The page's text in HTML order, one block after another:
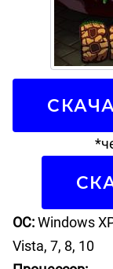
ОС:Windows
Vista, 7, 8, 10